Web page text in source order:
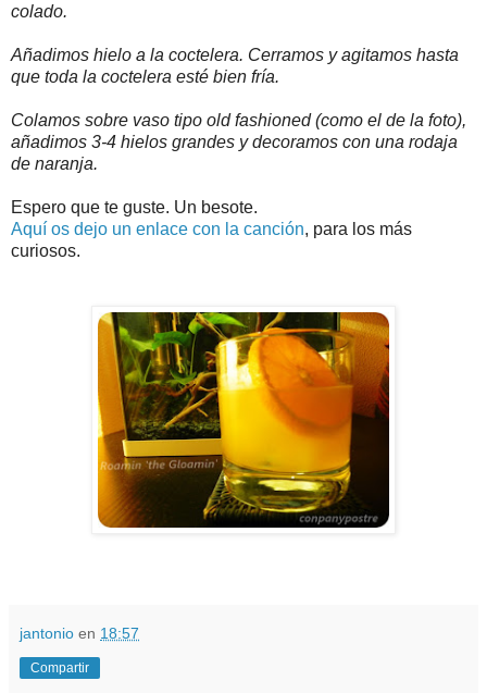
colado.
Añadimos hielo a la coctelera. Cerramos y agitamos hasta
que toda la coctelera esté bien fría.
Colamos sobre vaso tipo old fashioned (como el de la foto),
añadimos 3-4 hielos grandes y decoramos con una rodaja
de naranja.
Espero que te guste. Un besote.
Aquí os dejo un enlace con la canción, para los más
curiosos.
jantonio en 18:57
Compartir